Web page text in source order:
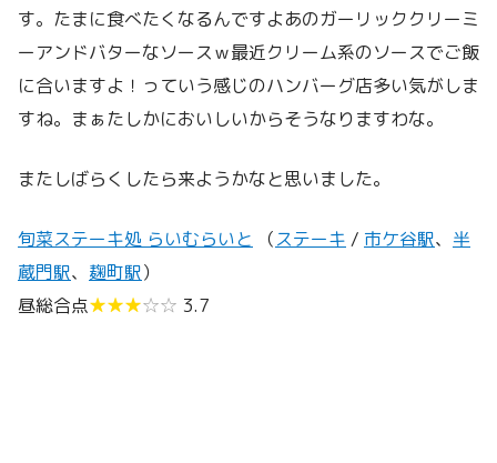
す。たまに食べたくなるんですよあのガーリッククリーミ
ーアンドバターなソースｗ最近クリーム系のソースでご飯
に合いますよ！っていう感じのハンバーグ店多い気がしま
すね。まぁたしかにおいしいからそうなりますわな。
またしばらくしたら来ようかなと思いました。
旬菜ステーキ処 らいむらいと （ステーキ / 市ケ谷駅、 半
蔵門駅、 麹町駅）
昼総合点★★★☆☆ 3.7